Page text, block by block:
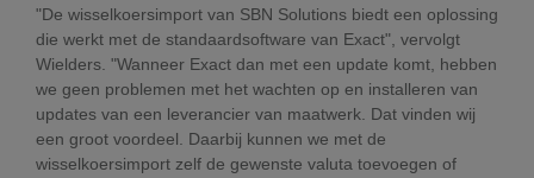
"De wisselkoersimport van SBN Solutions biedt een oplossing
die werkt met de standaardsoftware van Exact", vervolgt
Wielders. "Wanneer Exact dan met een update komt, hebben
we geen problemen met het wachten op en installeren van
updates van een leverancier van maatwerk. Dat vinden wij
een groot voordeel. Daarbij kunnen we met de
wisselkoersimport zelf de gewenste valuta toevoegen of